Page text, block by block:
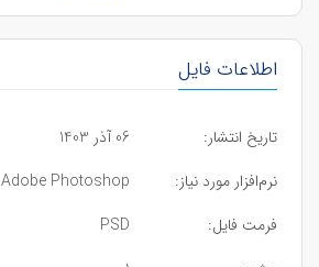
اطلاعات فایل
تاریخ انتشار:
06 آذر 1403
نرم‌افزار مورد نیاز:
Adobe Photoshop
فرمت فایل:
PSD